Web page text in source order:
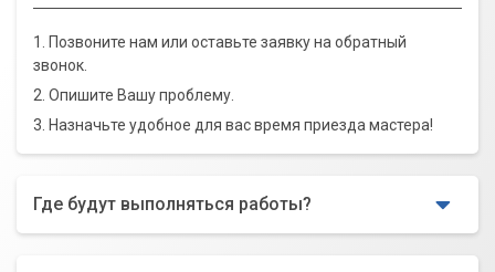
1. Позвоните нам или оставьте заявку на обратный
звонок.
2. Опишите Вашу проблему.
3. Назначьте удобное для вас время приезда мастера!
Где будут выполняться работы?